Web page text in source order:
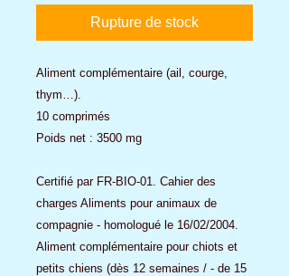
Rupture de stock
Aliment complémentaire (ail, courge,
thym…).
10 comprimés
Poids net : 3500 mg
Certifié par FR-BIO-01. Cahier des
charges Aliments pour animaux de
compagnie - homologué le 16/02/2004.
Aliment complémentaire pour chiots et
petits chiens (dès 12 semaines / - de 15